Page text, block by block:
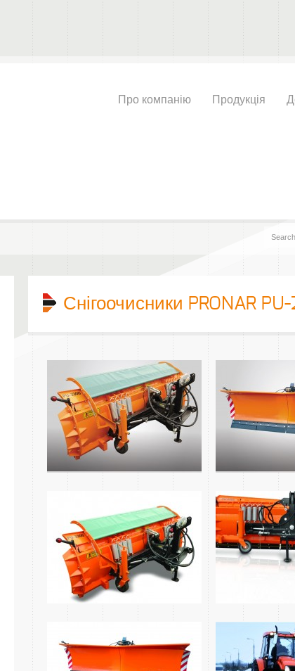
Про компанію Продукція
Снігоочисники PRONAR